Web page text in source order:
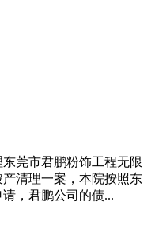
东莞市君鹏粉饰工程无限
清理一案，本院按照东
，君鹏公司的债...